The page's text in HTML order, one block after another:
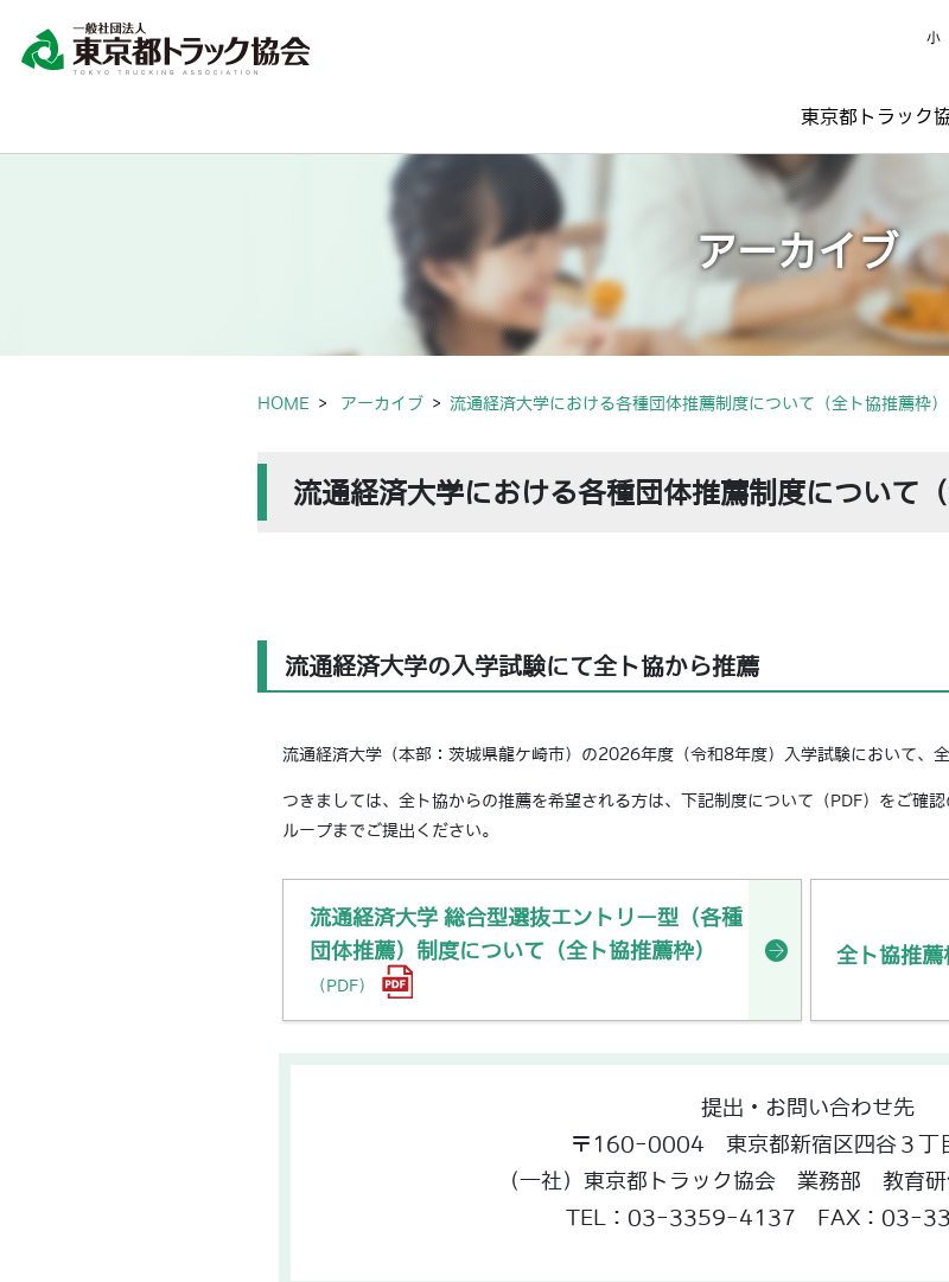
小
東京都トラック
アーカイブ
HOME アーカイブ 流通経済大学における各種団体推薦制度について（全ト協推薦枠）
流通経済大学における各種団体推薦制度について（
流通経済大学の入学試験にて全ト協から推薦
流通経済大学（本部：茨城県龍ケ崎市）の2026年度（令和8年度）入学試験において、
つきましては、全ト協からの推薦を希望される方は、下記制度について（PDF）をご確
ループまでご提出ください。
流通経済大学 総合型選抜エントリー型（各種
団体推薦）制度について（全ト協推薦枠）
（PDF）
全ト協推薦
提出・お問い合わせ先
〒160-0004 東京都新宿区四谷３丁
（一社）東京都トラック協会 業務部 教育研
TEL：03-3359-4137 FAX：03-